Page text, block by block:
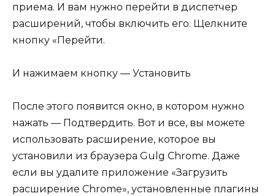
приема. И вам нужно перейти в диспетчер
расширений, чтобы включить его. Щелкните
кнопку «Перейти.
И нажимаем кнопку — Установить
После этого появится окно, в котором нужно
нажать — Подтвердить. Вот и все, вы можете
использовать расширение, которое вы
установили из браузера Gulg Chrome. Даже
если вы удалите приложение «Загрузить
расширение Chrome», установленные плагины